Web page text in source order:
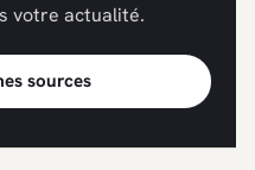
votre actualité.
sources